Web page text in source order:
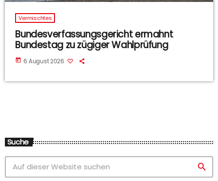
Vermischtes
Bundesverfassungsgericht ermahnt
Bundestag zu zügiger Wahlprüfung
today 6 August 2026
Suche
search